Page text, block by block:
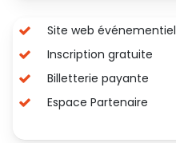
Site web événementiel
Inscription gratuite
Billetterie payante
Espace Partenaire